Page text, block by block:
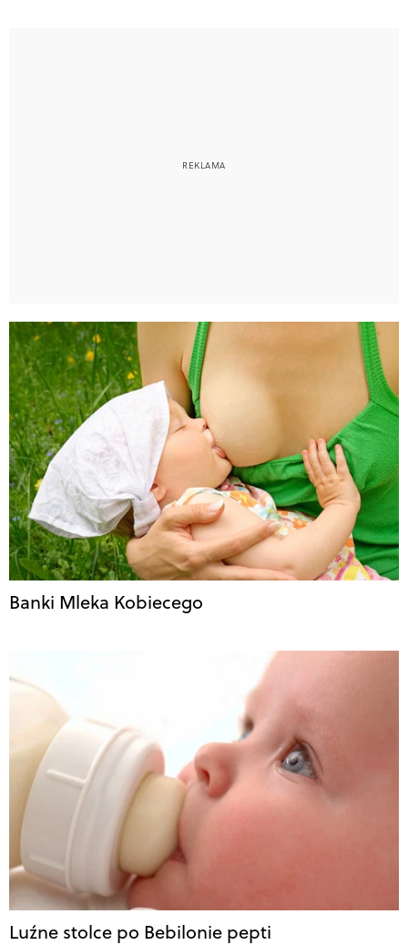
Banki Mleka Kobiecego
Luźne stolce po Bebilonie pepti